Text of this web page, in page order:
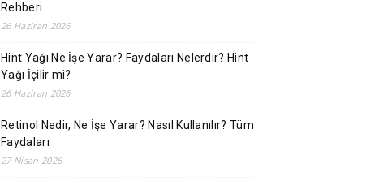
Rehberi
26 Haziran 2026
Hint Yağı Ne İşe Yarar? Faydaları Nelerdir? Hint
Yağı İçilir mi?
26 Haziran 2026
Retinol Nedir, Ne İşe Yarar? Nasıl Kullanılır? Tüm
Faydaları
27 Nisan 2026